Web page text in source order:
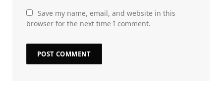
Save my name, email, and website in this
browser for the next time I comment.